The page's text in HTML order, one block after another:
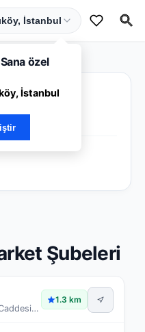
İstanbul
özel
İstanbul
Şubeleri
Şükrüpaşa Mahallesi Mithat Vardar Caddesi No:22 22100
1.3 km